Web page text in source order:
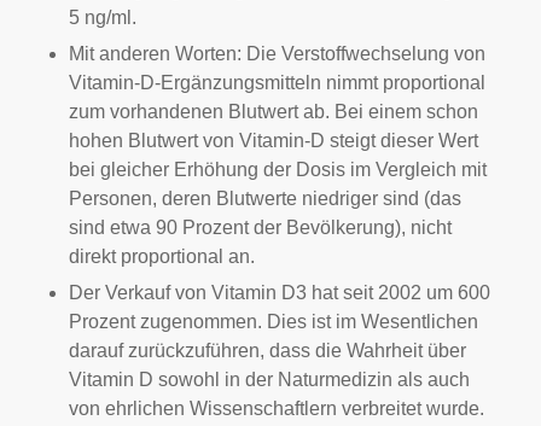
5 ng/ml.
Mit anderen Worten: Die Verstoffwechselung von
Vitamin-D-Ergänzungsmitteln nimmt proportional
zum vorhandenen Blutwert ab. Bei einem schon
hohen Blutwert von Vitamin-D steigt dieser Wert
bei gleicher Erhöhung der Dosis im Vergleich mit
Personen, deren Blutwerte niedriger sind (das
sind etwa 90 Prozent der Bevölkerung), nicht
direkt proportional an.
Der Verkauf von Vitamin D3 hat seit 2002 um 600
Prozent zugenommen. Dies ist im Wesentlichen
darauf zurückzuführen, dass die Wahrheit über
Vitamin D sowohl in der Naturmedizin als auch
von ehrlichen Wissenschaftlern verbreitet wurde.